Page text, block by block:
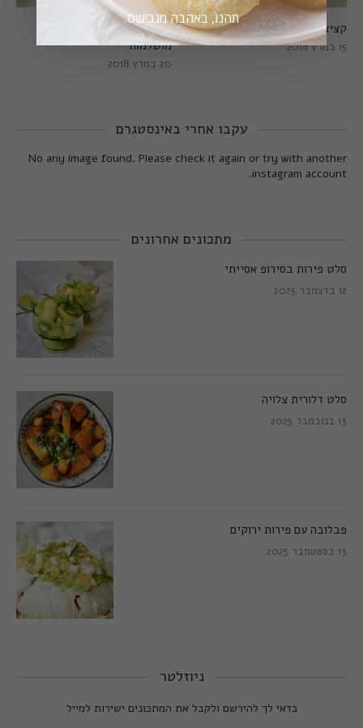
קציצות כרישה טבעוניות
מושלמות
20 במרץ 2018
קציצות כרישה מושלמות
15 במרץ 2018
עקבו אחרי באינסטגרם
No any image found. Please check it again or try with another
instagram account.
מתכונים אחרונים
סלט פירות בסירופ אסייתי
12 בדצמבר 2025
סלט דלורית צלויה
13 בנובמבר 2025
פבלובה עם פירות ירוקים
13 בספטמבר 2025
ניוזלטר
כדאי לך להירשם ולקבל את המתכונים ישירות למייל
תהנו, באהבה מגבישס.